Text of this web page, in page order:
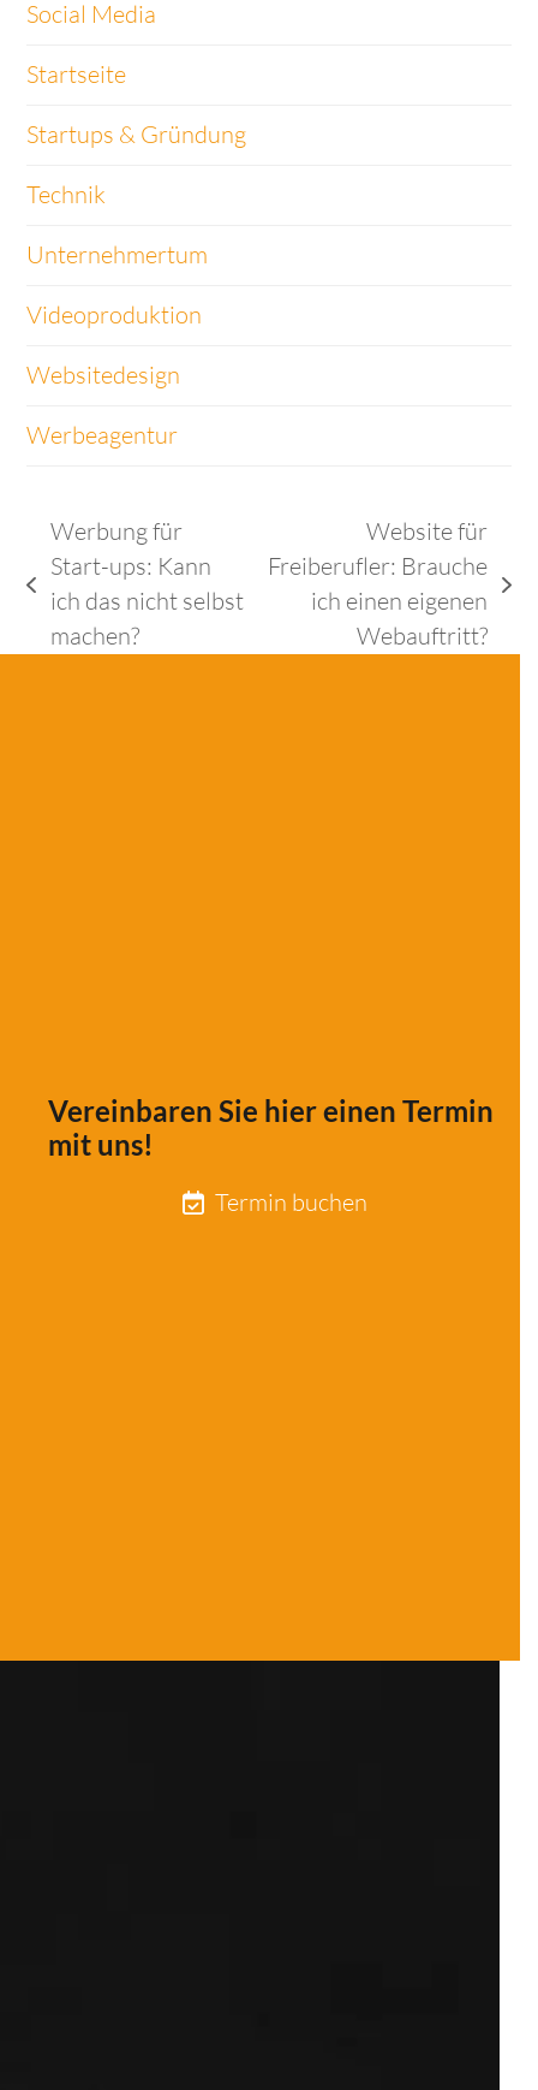
Social Media
Startseite
Startups & Gründung
Technik
Unternehmertum
Videoproduktion
Websitedesign
Werbeagentur
vorheriger
Beitrag:
Werbung für
Start-ups: Kann
ich das nicht selbst
machen?
Nächster
Website für
Freiberufler: Brauche
ich einen eigenen
Webauftritt?
Vereinbaren Sie hier einen Termin
mit uns!
Termin buchen